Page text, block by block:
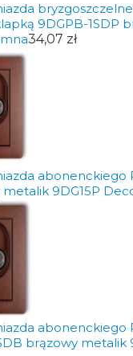
9DGPB-1SDP
34,07 zł
abonenckiego
9DG15P
abonenckiego
brązowy metalik